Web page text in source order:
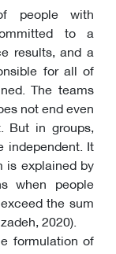
people with
to a
results, and a
for all of
The teams
not end even
But in groups,
independent. It
explained by
when people
the sum
2020).
formulation of